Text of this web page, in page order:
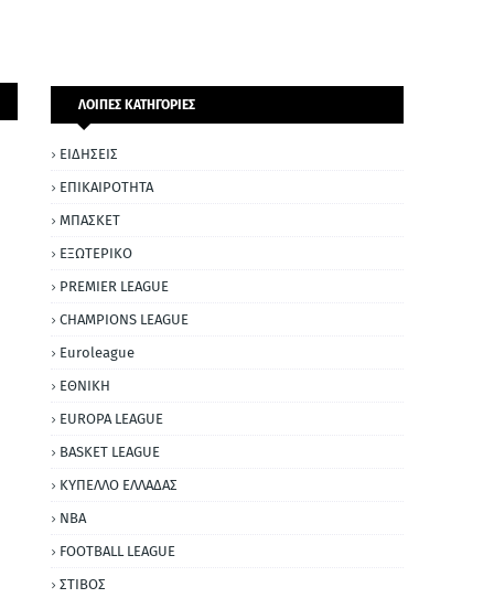
ΛΟΙΠΕΣ ΚΑΤΗΓΟΡΙΕΣ
ΕΙΔΗΣΕΙΣ
ΕΠΙΚΑΙΡΟΤΗΤΑ
ΜΠΑΣΚΕΤ
ΕΞΩΤΕΡΙΚΟ
PREMIER LEAGUE
CHAMPIONS LEAGUE
Euroleague
ΕΘΝΙΚΗ
EUROPA LEAGUE
BASKET LEAGUE
ΚΥΠΕΛΛΟ ΕΛΛΑΔΑΣ
NBA
FOOTBALL LEAGUE
ΣΤΙΒΟΣ